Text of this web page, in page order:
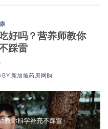
好吗？营养师教你
踩雷
BY 新加坡药房网购